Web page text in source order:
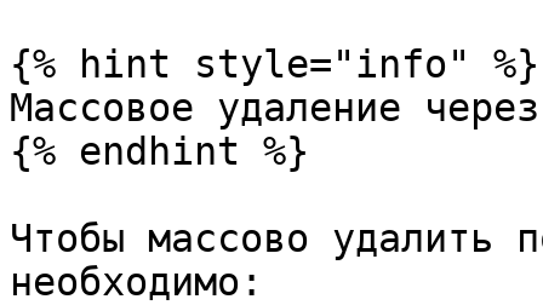
{% hint style="info" %}
Массовое удаление
{% endhint %}
Чтобы массово удалить
необходимо: